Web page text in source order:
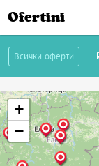
Ofertini
Всички оферти
+
−